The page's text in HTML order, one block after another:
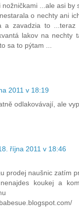
nožničkami ...ale asi by
o nechty ani
a zavadzia to
lakov na nechty
sa to pýtam ...
2011 v 18:19
odlakovávají, ale
října 2011 v 18:46
prodej naušnic zatím
koukej a